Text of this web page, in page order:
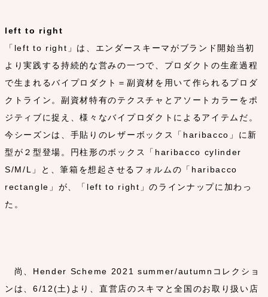
left to right
「left to right」は、エンダースキーマがブランド開始当初
より実践する持続的な営みの一つで、プロダクトの生産過程
で生まれるバイプロダクト＝副資材を用いて作られるプロダ
クトライン。副資材特有のテクスチャとアソートカラーをポ
ジティブに捉え、様々なバイプロダクトによるアイテムだ。
今シーズンは、手貼りのレザーボックス「haribacco」に新
型が２型登場。円柱形のボックス「haribacco cylinder
S/M/L」と、筆箱を想起させるフォルムの「haribacco
rectangle」が、「left to right」のラインナップに加わっ
た。
尚、Hender Scheme 2021 summer/autumnコレクショ
ンは、6/12(土)より、直営店のスキマと全国のお取り扱い店